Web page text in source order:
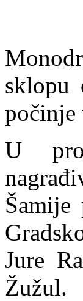
sklopu
počinje
U
Jure
Žužul.